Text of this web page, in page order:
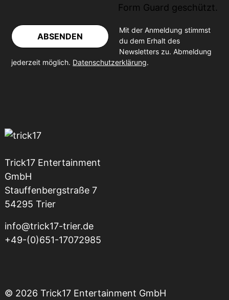
Form Guard geschützt.
ABSENDEN
Mit der Anmeldung stimmst
du dem Erhalt des
Newsletters zu. Abmeldung
jederzeit möglich. Datenschutzerklärung.
Trick17 Entertainment
GmbH
Stauffenbergstraße 7
54295 Trier
info@trick17-trier.de
+49-(0)651-17072985
© 2026 Trick17 Entertainment GmbH